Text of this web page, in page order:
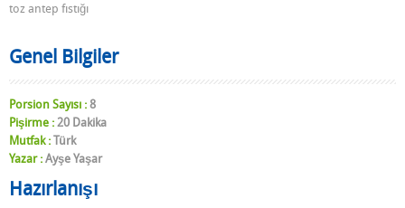
toz antep fıstığı
Genel Bilgiler
Porsion Sayısı : 8
Pişirme : 20 Dakika
Mutfak : Türk
Yazar : Ayşe Yaşar
Hazırlanışı